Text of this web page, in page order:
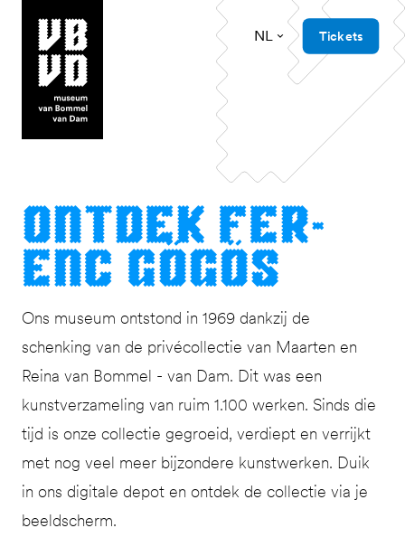
museum van Bommel van Dam
NL Tickets
Ont­dek Fer­
enc Gögös
Ons museum ontstond in 1969 dankzij de
schenking van de privécollectie van Maarten en
Reina van Bommel - van Dam. Dit was een
kunstverzameling van ruim 1.100 werken. Sinds die
tijd is onze collectie gegroeid, verdiept en verrijkt
met nog veel meer bijzondere kunstwerken. Duik
in ons digitale depot en ontdek de collectie via je
beeldscherm.